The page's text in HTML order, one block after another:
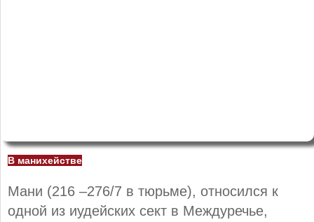
В манихействе
Мани (216 –276/7 в тюрьме), относился к
одной из иудейских сект в Междуречье,